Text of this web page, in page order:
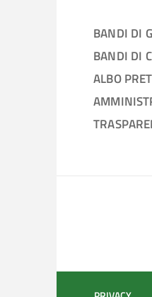
BANDI DI
BANDI DI
ALBO